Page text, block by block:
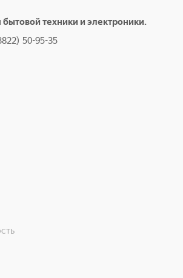
техники и электроники.
50-95-35